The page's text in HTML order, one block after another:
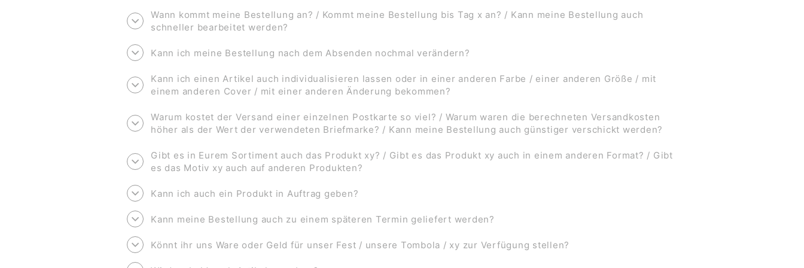
Wann kommt meine Bestellung an? / Kommt meine Bestellung bis Tag x an? / Kann meine Bestellung auch
schneller bearbeitet werden?
Kann ich meine Bestellung nach dem Absenden nochmal verändern?
Kann ich einen Artikel auch individualisieren lassen oder in einer anderen Farbe / einer anderen Größe / mit
einem anderen Cover / mit einer anderen Änderung bekommen?
Warum kostet der Versand einer einzelnen Postkarte so viel? / Warum waren die berechneten Versandkosten
höher als der Wert der verwendeten Briefmarke? / Kann meine Bestellung auch günstiger verschickt werden?
Gibt es in Eurem Sortiment auch das Produkt xy? / Gibt es das Produkt xy auch in einem anderen Format? / Gibt
es das Motiv xy auch auf anderen Produkten?
Kann ich auch ein Produkt in Auftrag geben?
Kann meine Bestellung auch zu einem späteren Termin geliefert werden?
Könnt ihr uns Ware oder Geld für unser Fest / unsere Tombola / xy zur Verfügung stellen?